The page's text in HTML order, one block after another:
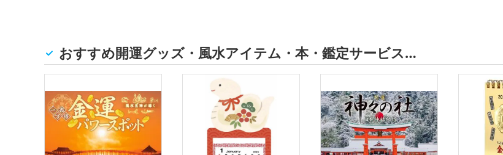
おすすめ開運グッズ・風水アイテム・本・鑑定サービス…